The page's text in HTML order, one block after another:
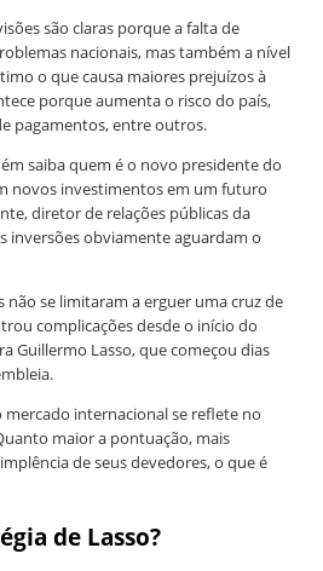
são claras porque a falta de
nacionais, mas também a nível
o que causa maiores prejuízos à
porque aumenta o risco do país,
pagamentos, entre outros.
saiba quem é o novo presidente do
novos investimentos em um futuro
diretor de relações públicas da
inversões obviamente aguardam o
não se limitaram a erguer uma cruz de
complicações desde o início do
Guillermo Lasso, que começou dias
internacional se reflete no
maior a pontuação, mais
de seus devedores, o que é
de Lasso?